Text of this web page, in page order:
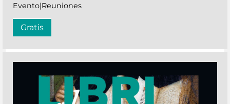
Evento|Reuniones
Gratis